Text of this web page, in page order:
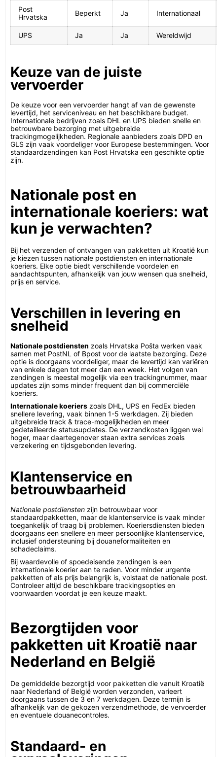
Post
Hrvatska
Beperkt Ja Internationaal
UPS Ja Ja Wereldwijd
Keuze van de juiste
vervoerder
De keuze voor een vervoerder hangt af van de gewenste
levertijd, het serviceniveau en het beschikbare budget.
Internationale bedrijven zoals DHL en UPS bieden snelle en
betrouwbare bezorging met uitgebreide
trackingmogelijkheden. Regionale aanbieders zoals DPD en
GLS zijn vaak voordeliger voor Europese bestemmingen. Voor
standaardzendingen kan Post Hrvatska een geschikte optie
zijn.
Nationale post en
internationale koeriers: wat
kun je verwachten?
Bij het verzenden of ontvangen van pakketten uit Kroatië kun
je kiezen tussen nationale postdiensten en internationale
koeriers. Elke optie biedt verschillende voordelen en
aandachtspunten, afhankelijk van jouw wensen qua snelheid,
prijs en service.
Verschillen in levering en
snelheid
Nationale postdiensten zoals Hrvatska Pošta werken vaak
samen met PostNL of Bpost voor de laatste bezorging. Deze
optie is doorgaans voordeliger, maar de levertijd kan variëren
van enkele dagen tot meer dan een week. Het volgen van
zendingen is meestal mogelijk via een trackingnummer, maar
updates zijn soms minder frequent dan bij commerciële
koeriers.
Internationale koeriers zoals DHL, UPS en FedEx bieden
snellere levering, vaak binnen 1-5 werkdagen. Zij bieden
uitgebreide track & trace-mogelijkheden en meer
gedetailleerde statusupdates. De verzendkosten liggen wel
hoger, maar daartegenover staan extra services zoals
verzekering en tijdsgebonden levering.
Klantenservice en
betrouwbaarheid
Nationale postdiensten zijn betrouwbaar voor
standaardpakketten, maar de klantenservice is vaak minder
toegankelijk of traag bij problemen. Koeriersdiensten bieden
doorgaans een snellere en meer persoonlijke klantenservice,
inclusief ondersteuning bij douaneformaliteiten en
schadeclaims.
Bij waardevolle of spoedeisende zendingen is een
internationale koerier aan te raden. Voor minder urgente
pakketten of als prijs belangrijk is, volstaat de nationale post.
Controleer altijd de beschikbare trackingsopties en
voorwaarden voordat je een keuze maakt.
Bezorgtijden voor
pakketten uit Kroatië naar
Nederland en België
De gemiddelde bezorgtijd voor pakketten die vanuit Kroatië
naar Nederland of België worden verzonden, varieert
doorgaans tussen de 3 en 7 werkdagen. Deze termijn is
afhankelijk van de gekozen verzendmethode, de vervoerder
en eventuele douanecontroles.
Standaard- en